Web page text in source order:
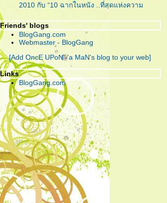
กระจาย สามมิติกระเจิง!!!
"CHARICE"... เพชรน้ำงามเม็ด
เล็กแห่ง ‘เอเชีย’ ที่คู่ควรกับการ
เจียระไนโดย ‘อเมริกา’
"กวน มึน โฮ"... ความรัก อาจแพ้
บ้างอะไรบ้าง แต่ ความ ‘เห็นแก่
ตัว’ เอาชนะได้ทุกสิ่ง!
2010 กับ “10 ฉากในหนัง ..ที่สุดแห่งความ
ดู{หนัง} วิธ มายเซลฟ์ : The Best of the Year
2010 กับ “การแสดง ..ที่สุดแห่งความประทับใจ”
ดู{หนัง} วิธ มายเซลฟ์ : The Best of the Year
2010 กับ “10 หนังดี ..in My Home”
ดู{หนัง} วิธ มายเซลฟ์ : The Best of the Year
2010 กับ “5 หนังไม่สนุก ให้อยากลืม เป็นที่สุด”
"The Social Network" ... วันนี้ คุณรู้จัก
Facebook ดีพอแล้วหรือยัง?
"Harry Potter and the Deathly Hallows : Part
I" ... ฉันต้องเปิด เพื่อจะปิด!
"Due Date" ... รวมกันเราต้องอยู่ (กรุณา)อย่าทิ้ง
ตูเป็นอันขาด!!?
"RED" ... โตอย่างสมวัย แก่อย่างมีคุณภาพ และ
จงระห่ำอย่างไม่เหลืออะไรจะเสีย!
"อินทรีแดง" ... สมศักดิ์ศรีที่ได้กลับมา ..วีรบุรุษที่
หนังไทยต้องการ!
"ชั่วฟ้าดินสลาย" ... เมื่อคำ “รัก” มีค่าเท่าคำว่า
Friends' blogs
BlogGang.com
Webmaster - BlogGang
[Add OncE UPoN'-'a MaN's blog to your web]
Links
BlogGang.com